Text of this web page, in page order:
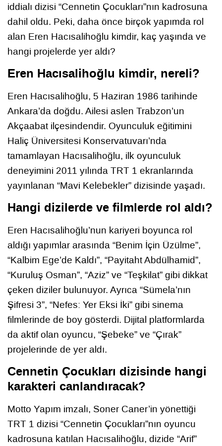
iddialı dizisi “Cennetin Çocukları”nın kadrosuna
dahil oldu. Peki, daha önce birçok yapımda rol
alan Eren Hacısalihoğlu kimdir, kaç yaşında ve
hangi projelerde yer aldı?
Eren Hacısalihoğlu kimdir, nereli?
Eren Hacısalihoğlu, 5 Haziran 1986 tarihinde
Ankara’da doğdu. Ailesi aslen Trabzon’un
Akçaabat ilçesindendir. Oyunculuk eğitimini
Haliç Üniversitesi Konservatuvarı’nda
tamamlayan Hacısalihoğlu, ilk oyunculuk
deneyimini 2011 yılında TRT 1 ekranlarında
yayınlanan “Mavi Kelebekler” dizisinde yaşadı.
Hangi dizilerde ve filmlerde rol aldı?
Eren Hacısalihoğlu’nun kariyeri boyunca rol
aldığı yapımlar arasında “Benim İçin Üzülme”,
“Kalbim Ege’de Kaldı”, “Payitaht Abdülhamid”,
“Kuruluş Osman”, “Aziz” ve “Teşkilat” gibi dikkat
çeken diziler bulunuyor. Ayrıca “Sümela’nın
Şifresi 3”, “Nefes: Yer Eksi İki” gibi sinema
filmlerinde de boy gösterdi. Dijital platformlarda
da aktif olan oyuncu, “Şebeke” ve “Çırak”
projelerinde de yer aldı.
Cennetin Çocukları dizisinde hangi
karakteri canlandıracak?
Motto Yapım imzalı, Soner Caner’in yönettiği
TRT 1 dizisi “Cennetin Çocukları”nın oyuncu
kadrosuna katılan Hacısalihoğlu, dizide “Arif”